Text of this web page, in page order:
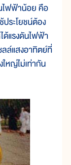
ไฟฟ้าน้อย คือ
ระโยชน์ต้อง
ด้แรงดันไฟฟ้า
ลล์แสงอาทิตย์ที่
หญ่ไม่เท่ากัน